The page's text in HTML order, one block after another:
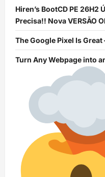
Hiren’s BootCD PE 26H2
Precisa!! Nova VERSÃO
The Google Pixel Is Great
Turn Any Webpage into